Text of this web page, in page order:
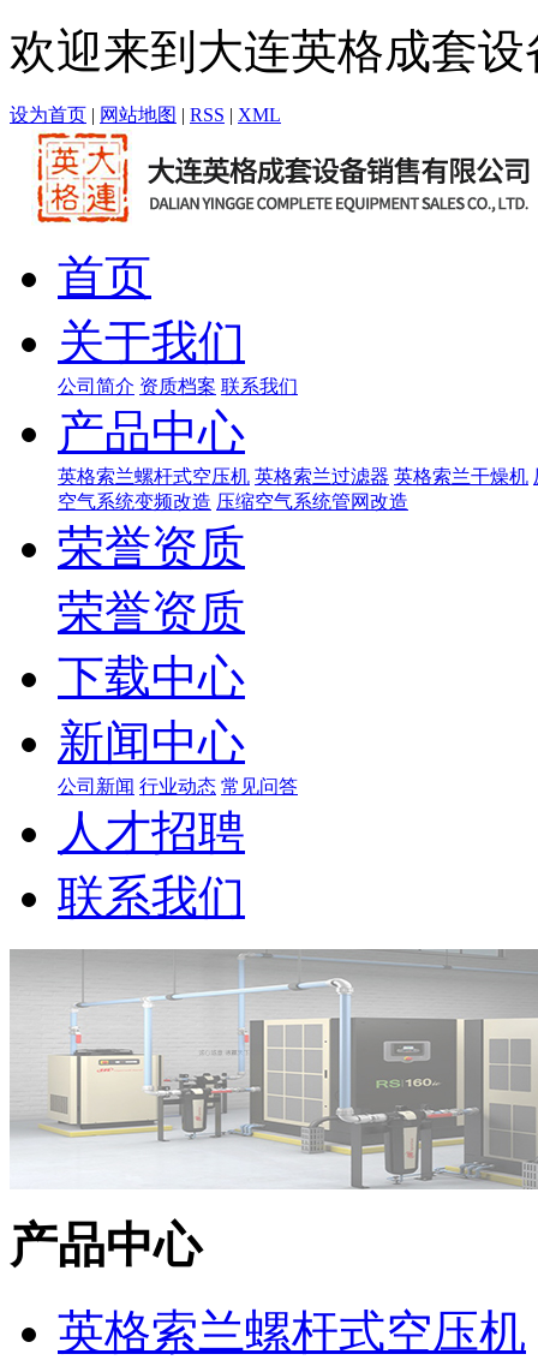
欢迎来到大连英格成套
设为首页 | 网站地图 | RSS | XML
首页
关于我们
公司简介 资质档案 联系我们
产品中心
英格索兰螺杆式空压机 英格索兰过滤器 英格索兰干燥机
空气系统变频改造 压缩空气系统管网改造
荣誉资质
荣誉资质
下载中心
新闻中心
公司新闻 行业动态 常见问答
人才招聘
联系我们
产品中心
英格索兰螺杆式空压机